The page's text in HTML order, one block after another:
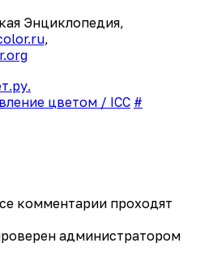
Энциклопедия,
,
цветом / ICC #
комментарии проходят
администратором